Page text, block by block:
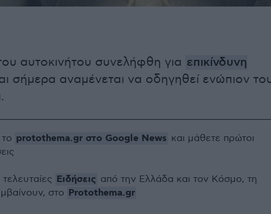
αυτοκινήτου συνελήφθη για επικίνδυνη
σήμερα αναμένεται να οδηγηθεί ενώπιον
protothema.gr στο Google News και μάθετε πρώτοι
Ειδήσεις από την Ελλάδα και τον Κόσμο, τη
στο Protothema.gr